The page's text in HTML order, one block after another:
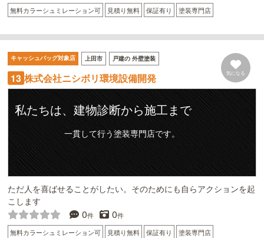
無料カラーシュミレーション可 見積り無料 保証有り 塗装専門店
キャッシュバッグ対象店 上田市 戸建の 外壁塗装
13 株式会社ニシボリ環境設備開発 気になる
私たちは、建物診断から施工まで
一貫して行う塗装専門店です。
ただ人を喜ばせることがしたい。そのためにも自らアクションを起
こします
0件 0件
無料カラーシュミレーション可 見積り無料 保証有り 塗装専門店